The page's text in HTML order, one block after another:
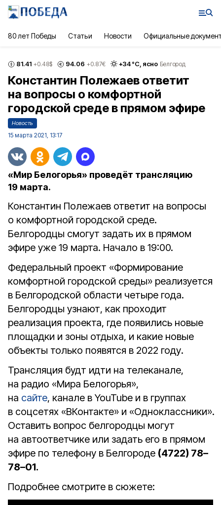
80 лет Победы Статьи Новости Официальные
81.41 +0.48$ 94.06 +0.87€ +34°С, ясно Белгород
Константин Полежаев ответит
на вопросы о комфортной
городской среде в прямом эфире
Новость
15 марта 2021, 13:17
«Мир Белогорья» проведёт трансляцию
19 марта.
Константин Полежаев ответит на вопросы
о комфортной городской среде.
Белгородцы смогут задать их в прямом
эфире уже 19 марта. Начало в 19:00.
Федеральный проект «Формирование
комфортной городской среды» реализуется
в Белгородской области четыре года.
Белгородцы узнают, как проходит
реализация проекта, где появились новые
площадки и зоны отдыха, и какие новые
объекты только появятся в 2022 году.
Трансляция будт идти на телеканале,
на радио «Мира Белогорья»,
на сайте, канале в YouTube и в группах
в соцсетях «ВКонтакте» и «Одноклассники».
Оставить вопрос белгородцы могут
на автоответчике или задать его в прямом
эфире по телефону в Белгороде (4722) 78–
78–01.
Подробнее смотрите в сюжете: